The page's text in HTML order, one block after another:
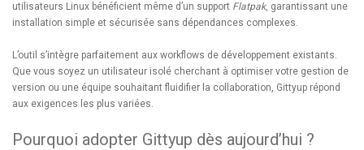
utilisateurs Linux bénéficient même d’un support Flatpak, garantissant une
installation simple et sécurisée sans dépendances complexes.
L’outil s’intègre parfaitement aux workflows de développement existants.
Que vous soyez un utilisateur isolé cherchant à optimiser votre gestion de
version ou une équipe souhaitant fluidifier la collaboration, Gittyup répond
aux exigences les plus variées.
Pourquoi adopter Gittyup dès aujourd’hui ?